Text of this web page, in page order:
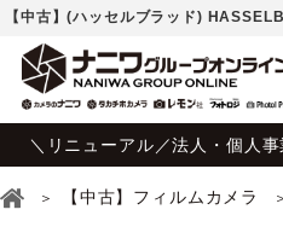
【中古】(ハッセルブラッド)
＼リニューアル／法人・個人
【中古】フィルムカメラ